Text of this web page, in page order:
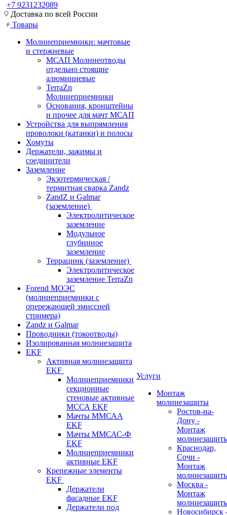
+7 9231232089
Доставка по всей России
Товары
Молниеприемники: мачтовые
и стержневые
МСАП Молниеотводы
отдельно стоящие
алюминиевые
TerraZn
Молниеприемники
Основания, кронштейны
и прочее для мачт МСАП
Устройства для выпрямления
проволоки (катанки) и полосы
Хомуты
Держатели, зажимы и
соединители
Заземление
Экзотермическая /
термитная сварка Zandz
ZandZ и Galmar
(заземление)
Электролитическое
заземление
Модульное
глубинное
заземление
Террацинк (заземление)
Электролитическое
заземление TerraZn
Forend МОЭС
(молниеприемники с
опережающей эмиссией
стримера)
Zandz и Galmar
Проводники (токоотводы)
Изолированная молниезащита
EKF
Активная молниезащита
EKF
Молниеприемники
секционные
стеновые активные
МССА EKF
Мачты ММСАА
EKF
Мачты ММСАС-Ф
EKF
Молниеприемники
активные EKF
Крепежные элементы
EKF
Держатели
фасадные EKF
Держатели под
Услуги
Монтаж
молниезащиты
Ростов-на-
Дону -
Монтаж
Краснодар,
Сочи -
Монтаж
Москва -
Монтаж
Новосибирск